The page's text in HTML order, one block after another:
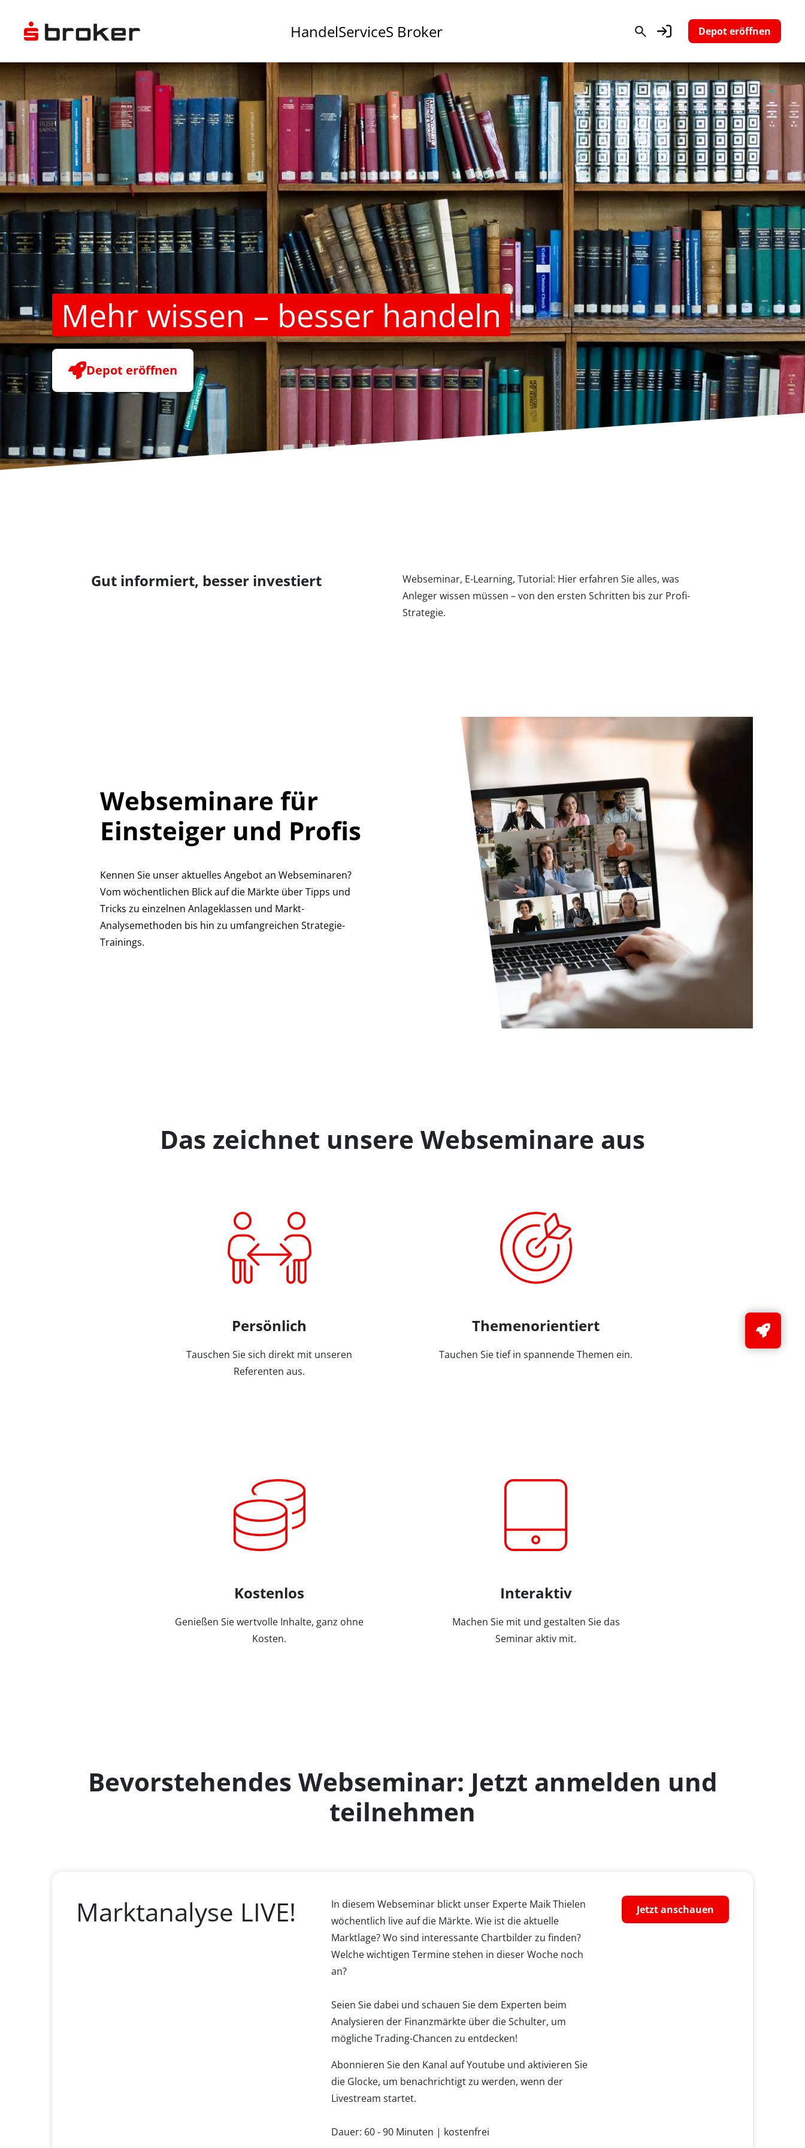
HandelServiceS Broker Depot eröffnen
Mehr wissen – besser handeln
Depot eröffnen
Gut informiert, besser investiert
Webseminar, E-Learning, Tutorial: Hier erfahren Sie alles, was
Anleger wissen müssen – von den ersten Schritten bis zur Profi-
Strategie.
Webseminare für
Einsteiger und Profis
Kennen Sie unser aktuelles Angebot an Webseminaren?
Vom wöchentlichen Blick auf die Märkte über Tipps und
Tricks zu einzelnen Anlageklassen und Markt-
Analysemethoden bis hin zu umfangreichen Strategie-
Trainings.
Das zeichnet unsere Webseminare aus
Persönlich
Tauschen Sie sich direkt mit unseren
Referenten aus.
Themenorientiert
Tauchen Sie tief in spannende Themen ein.
Kostenlos
Genießen Sie wertvolle Inhalte, ganz ohne
Kosten.
Interaktiv
Machen Sie mit und gestalten Sie das
Seminar aktiv mit.
Bevorstehendes Webseminar: Jetzt anmelden und
teilnehmen
Marktanalyse LIVE!
In diesem Webseminar blickt unser Experte Maik Thielen
wöchentlich live auf die Märkte. Wie ist die aktuelle
Marktlage? Wo sind interessante Chartbilder zu finden?
Welche wichtigen Termine stehen in dieser Woche noch
an?
Seien Sie dabei und schauen Sie dem Experten beim
Analysieren der Finanzmärkte über die Schulter, um
mögliche Trading-Chancen zu entdecken!
Abonnieren Sie den Kanal auf Youtube und aktivieren Sie
die Glocke, um benachrichtigt zu werden, wenn der
Livestream startet.
Dauer: 60 - 90 Minuten | kostenfrei
Jetzt anschauen